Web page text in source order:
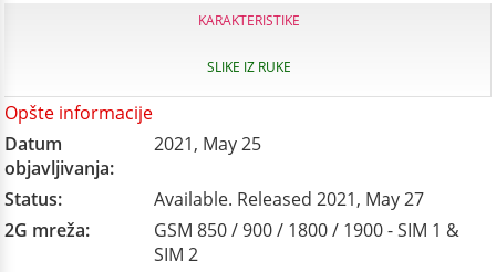
KARAKTERISTIKE
SLIKE IZ RUKE
Opšte informacije
Datum
objavljivanja:
2021, May 25
Status:
Available. Released 2021, May 27
2G mreža:
GSM 850 / 900 / 1800 / 1900 - SIM 1 &
SIM 2